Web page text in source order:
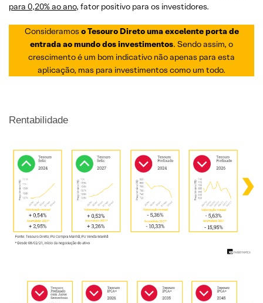
para 0,20% ao ano, fator positivo para os investidores.
Consideramos o Tesouro Direto uma excelente porta de
entrada ao mundo dos investimentos. Sendo assim, o
crescimento é um bom indicativo não apenas para esta
aplicação, mas para investimentos como um todo.
Rentabilidade